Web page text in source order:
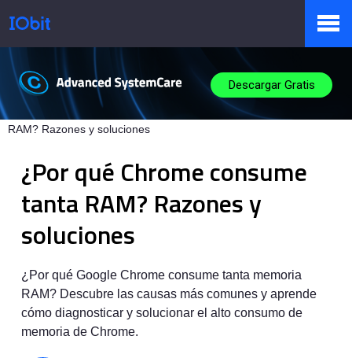
Productos
Pressroom
Soporte
Descargar Gratis
IObit Base de Conocimiento
¿Por qué Chrome consume tanta
RAM? Razones y soluciones
¿Por qué Chrome consume
tanta RAM? Razones y
soluciones
¿Por qué Google Chrome consume tanta memoria
RAM? Descubre las causas más comunes y aprende
cómo diagnosticar y solucionar el alto consumo de
memoria de Chrome.